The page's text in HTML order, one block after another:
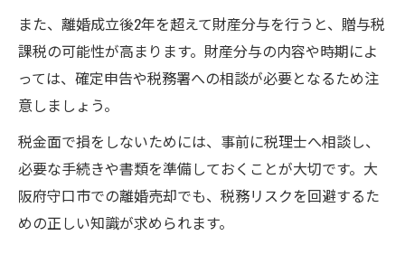
また、離婚成立後2年を超えて財産分与を行うと、贈与税
課税の可能性が高まります。財産分与の内容や時期によ
っては、確定申告や税務署への相談が必要となるため注
意しましょう。
税金面で損をしないためには、事前に税理士へ相談し、
必要な手続きや書類を準備しておくことが大切です。大
阪府守口市での離婚売却でも、税務リスクを回避するた
めの正しい知識が求められます。